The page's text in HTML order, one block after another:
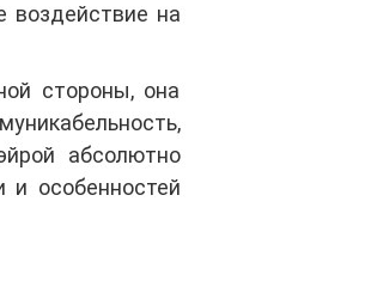
воздействие на
стороны, она
абсолютно
и особенностей